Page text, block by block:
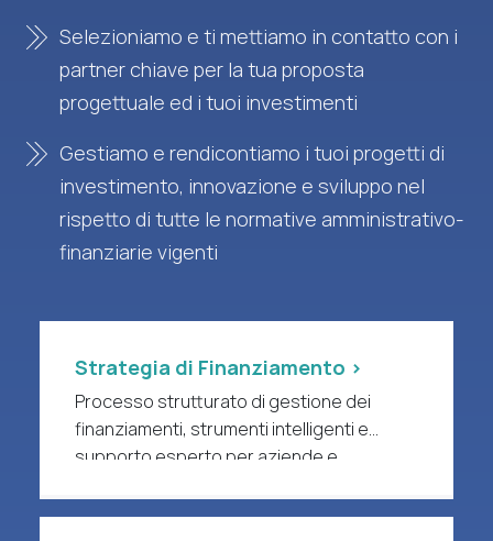
Selezioniamo e ti mettiamo in contatto con i
partner chiave per la tua proposta
progettuale ed i tuoi investimenti
Gestiamo e rendicontiamo i tuoi progetti di
investimento, innovazione e sviluppo nel
rispetto di tutte le normative amministrativo-
finanziarie vigenti
Strategia di Finanziamento >
Processo strutturato di gestione dei
finanziamenti, strumenti intelligenti e
supporto esperto per aziende e
di R&S